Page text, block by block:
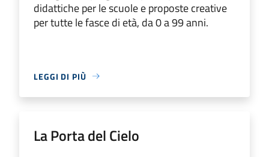
didattiche per le scuole e proposte creative
per tutte le fasce di età, da 0 a 99 anni.
LEGGI DI PIÙ
La Porta del Cielo